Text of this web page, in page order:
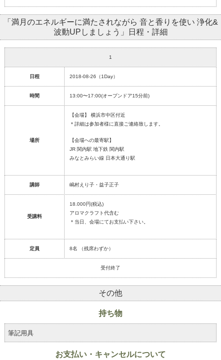
「満月のエネルギーに満たされながら 音と香りを使い 浄化&
波動UPしましょう」日程・詳細
1
日程 2018-08-26（1Day）
時間 13:00〜17:00(オープンドア15分前)
場所
【会場】 横浜市中区付近
＊詳細は参加者様に直接ご連絡致します。
【会場への最寄駅】
JR 関内駅 地下鉄 関内駅
みなとみらい線 日本大通り駅
講師 嶋村えり子・益子正子
受講料
18.000円(税込)
アロマクラフト代含む
＊当日、会場にてお支払い下さい。
定員 8名 （残席わずか）
受付終了
その他
持ち物
筆記用具
お支払い・キャンセルについて